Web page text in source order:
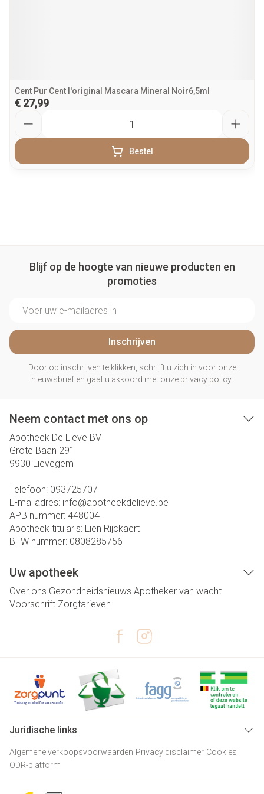
Cent Pur Cent l'original Mascara Mineral Noir6,5ml
€ 27,99
Bestel
Blijf op de hoogte van nieuwe producten en
promoties
Inschrijven
Door op inschrijven te klikken, schrijft u zich in voor onze
nieuwsbrief en gaat u akkoord met onze privacy policy.
Neem contact met ons op
Apotheek De Lieve BV
Grote Baan 291
9930 Lievegem
Telefoon: 093725707
E-mailadres: info@apotheekdelieve.be
APB nummer: 448004
Apotheek titularis: Lien Rijckaert
BTW nummer: 0808285756
Uw apotheek
Over ons Gezondheidsnieuws Apotheker van wacht
Voorschrift Zorgtarieven
Juridische links
Algemene verkoopsvoorwaarden Privacy disclaimer Cookies
ODR-platform